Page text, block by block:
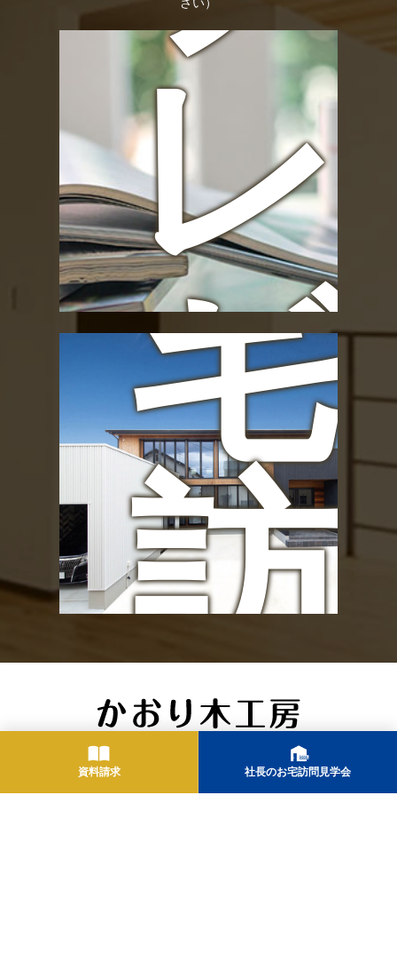
さい）
レ
ゼ
ン
ト
お
宅
訪
問
〒420-0913 静岡県静岡市葵区瀬名川1-27-53
TEL.054-261-2807 FAX.054-265-1603 営業時間/9:00 -
資料請求 社長のお宅訪問見学会